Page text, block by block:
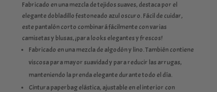
25,99 €.18,99 €.
Fabricado en una mezcla de tejidos suaves, destaca por el
elegante dobladillo festoneado azul oscuro. Fácil de cuidar,
este pantalón corto combinará fácilmente con varias
camisetas y blusas, ¡para looks elegantes y frescos!
Fabricado en una mezcla de algodón y lino. También contiene
viscosa para mayor suavidad y para reducir las arrugas,
manteniendo la prenda elegante durante todo el día.
Cintura paperbag elástica, ajustable en el interior con